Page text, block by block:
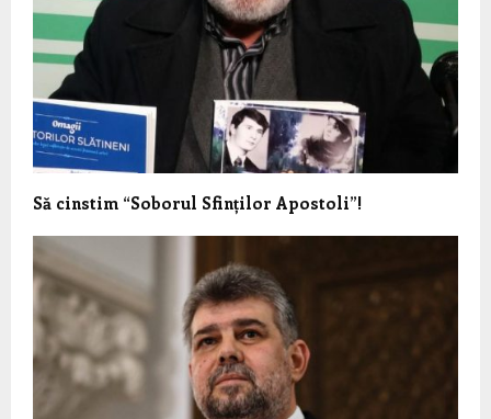
Să cinstim “Soborul Sfinților Apostoli”!